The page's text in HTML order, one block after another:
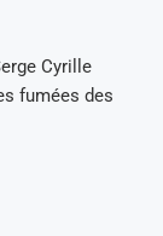
Cyrille
fumées des